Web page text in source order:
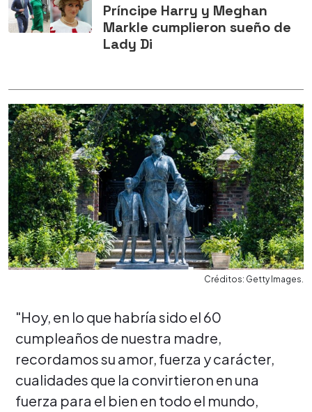
Príncipe Harry y Meghan
Markle cumplieron sueño de
Lady Di
Créditos: Getty Images.
"Hoy, en lo que habría sido el 60
cumpleaños de nuestra madre,
recordamos su amor, fuerza y ​​carácter,
cualidades que la convirtieron en una
fuerza para el bien en todo el mundo,